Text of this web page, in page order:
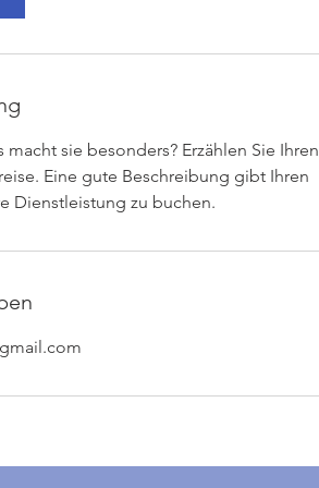
sie besonders? Erzählen Sie Ihren
Eine gute Beschreibung gibt Ihren
Dienstleistung zu buchen.